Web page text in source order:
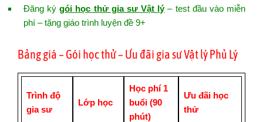
Đăng kýgói học thử gia sư Vật lý– test đầu vào miễn
phí – tặng giáo trình luyện đề 9+
Bảng giá – Gói học thử – Ưu đãi gia sư Vật lý Phủ Lý
Trình độ
gia sư
Lớp học
Học phí 1
buổi (90
phút)
Ưu đãi học
thử